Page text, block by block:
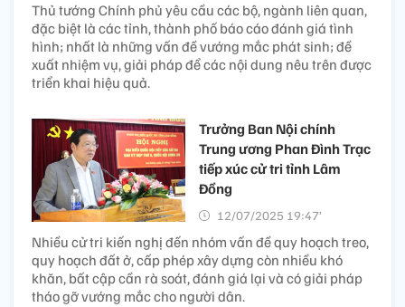
Thủ tướng Chính phủ yêu cầu các bộ, ngành liên quan,
đặc biệt là các tỉnh, thành phố báo cáo đánh giá tình
hình; nhất là những vấn đề vướng mắc phát sinh; đề
xuất nhiệm vụ, giải pháp để các nội dung nêu trên được
triển khai hiệu quả.
Trưởng Ban Nội chính
Trung ương Phan Đình Trạc
tiếp xúc cử tri tỉnh Lâm
Đồng
12/07/2025 19:47’
Nhiều cử tri kiến nghị đến nhóm vấn đề quy hoạch treo,
quy hoạch đất ở, cấp phép xây dựng còn nhiều khó
khăn, bất cập cần rà soát, đánh giá lại và có giải pháp
tháo gỡ vướng mắc cho người dân.